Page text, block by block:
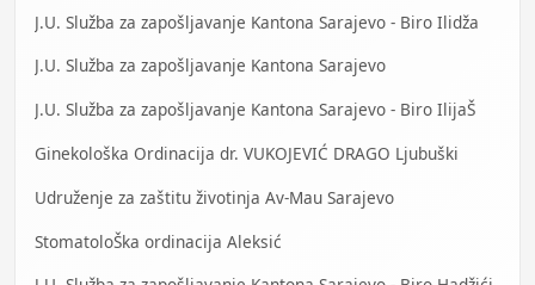
J.U. Služba za zapošljavanje Kantona Sarajevo - Biro Ilidža
J.U. Služba za zapošljavanje Kantona Sarajevo
J.U. Služba za zapošljavanje Kantona Sarajevo - Biro IlijaŠ
Ginekološka Ordinacija dr. VUKOJEVIĆ DRAGO Ljubuški
Udruženje za zaštitu životinja Av-Mau Sarajevo
StomatoloŠka ordinacija Aleksić